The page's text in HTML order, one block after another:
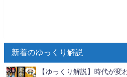
新着のゆっくり解説
【ゆっくり解説】時代が変